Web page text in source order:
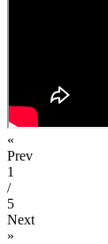
«
Prev
1
/
5
Next
»